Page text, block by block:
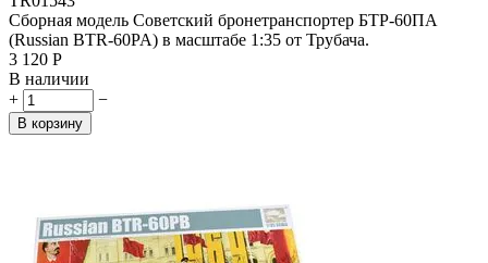
Сборная модель Советский бронетранспортер БТР-60ПА
(Russian BTR-60PA) в масштабе 1:35 от Трубача.
3 120 Р
В наличии
+
−
В корзину